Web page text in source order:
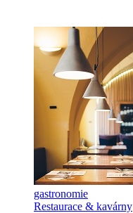
gastronomie
Restaurace & kavárny